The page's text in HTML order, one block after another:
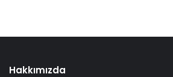
Hakkımızda